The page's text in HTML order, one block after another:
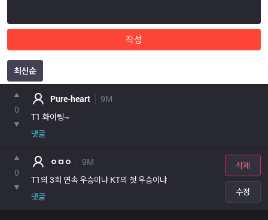
작성
최신순
0
Pure-heart
9M
T1 화이팅~
댓글
0
ㅇㅁㅇ
9M
T1의 3회 연속 우승이냐 KT의 첫 우승이냐
댓글
삭제
수정